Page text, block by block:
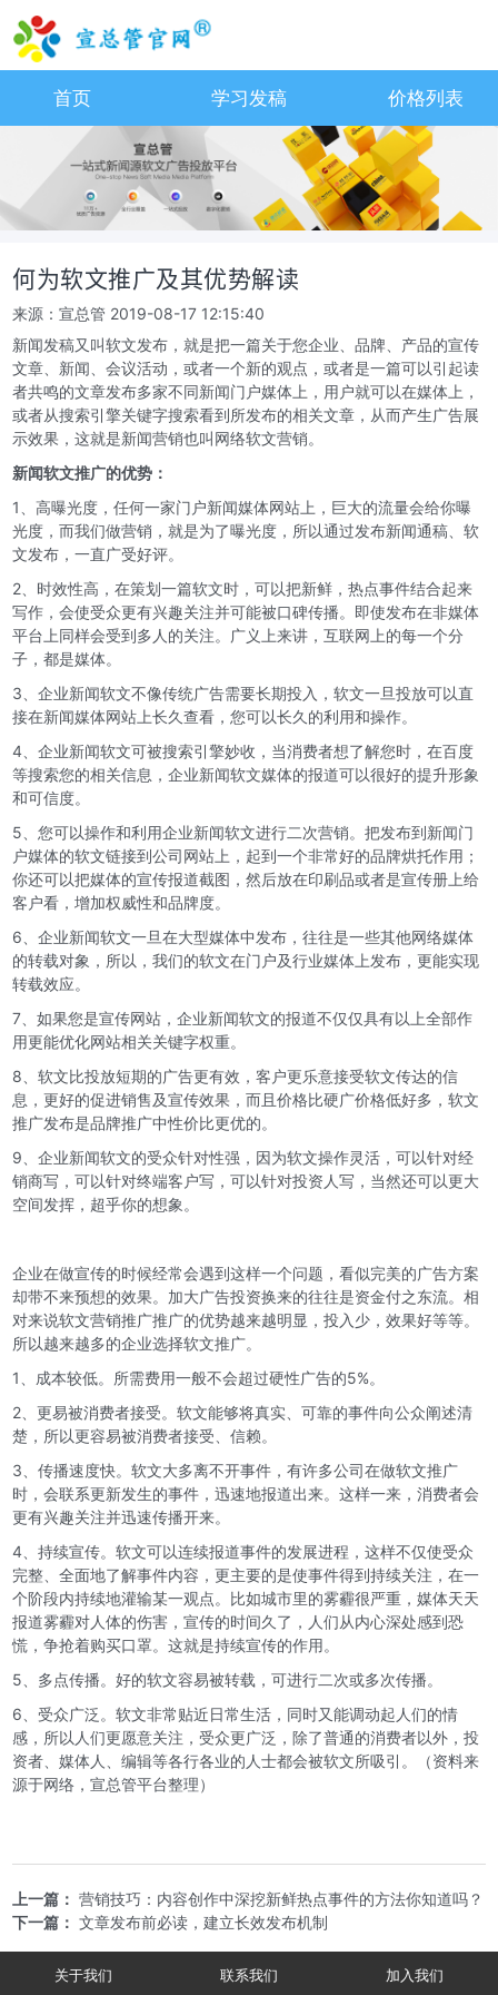
首页 学习发稿 价格列表
何为软文推广及其优势解读
来源：宣总管 2019-08-17 12:15:40
新闻发稿又叫软文发布，就是把一篇关于您企业、品牌、产品的宣传
文章、新闻、会议活动，或者一个新的观点，或者是一篇可以引起读
者共鸣的文章发布多家不同新闻门户媒体上，用户就可以在媒体上，
或者从搜索引擎关键字搜索看到所发布的相关文章，从而产生广告展
示效果，这就是新闻营销也叫网络软文营销。
新闻软文推广的优势：
1、高曝光度，任何一家门户新闻媒体网站上，巨大的流量会给你曝
光度，而我们做营销，就是为了曝光度，所以通过发布新闻通稿、软
文发布，一直广受好评。
2、时效性高，在策划一篇软文时，可以把新鲜，热点事件结合起来
写作，会使受众更有兴趣关注并可能被口碑传播。即使发布在非媒体
平台上同样会受到多人的关注。广义上来讲，互联网上的每一个分
子，都是媒体。
3、企业新闻软文不像传统广告需要长期投入，软文一旦投放可以直
接在新闻媒体网站上长久查看，您可以长久的利用和操作。
4、企业新闻软文可被搜索引擎妙收，当消费者想了解您时，在百度
等搜索您的相关信息，企业新闻软文媒体的报道可以很好的提升形象
和可信度。
5、您可以操作和利用企业新闻软文进行二次营销。把发布到新闻门
户媒体的软文链接到公司网站上，起到一个非常好的品牌烘托作用；
你还可以把媒体的宣传报道截图，然后放在印刷品或者是宣传册上给
客户看，增加权威性和品牌度。
6、企业新闻软文一旦在大型媒体中发布，往往是一些其他网络媒体
的转载对象，所以，我们的软文在门户及行业媒体上发布，更能实现
转载效应。
7、如果您是宣传网站，企业新闻软文的报道不仅仅具有以上全部作
用更能优化网站相关关键字权重。
8、软文比投放短期的广告更有效，客户更乐意接受软文传达的信
息，更好的促进销售及宣传效果，而且价格比硬广价格低好多，软文
推广发布是品牌推广中性价比更优的。
9、企业新闻软文的受众针对性强，因为软文操作灵活，可以针对经
销商写，可以针对终端客户写，可以针对投资人写，当然还可以更大
空间发挥，超乎你的想象。
企业在做宣传的时候经常会遇到这样一个问题，看似完美的广告方案
却带不来预想的效果。加大广告投资换来的往往是资金付之东流。相
对来说软文营销推广推广的优势越来越明显，投入少，效果好等等。
所以越来越多的企业选择软文推广。
1、成本较低。所需费用一般不会超过硬性广告的5%。
2、更易被消费者接受。软文能够将真实、可靠的事件向公众阐述清
楚，所以更容易被消费者接受、信赖。
3、传播速度快。软文大多离不开事件，有许多公司在做软文推广
时，会联系更新发生的事件，迅速地报道出来。这样一来，消费者会
更有兴趣关注并迅速传播开来。
4、持续宣传。软文可以连续报道事件的发展进程，这样不仅使受众
完整、全面地了解事件内容，更主要的是使事件得到持续关注，在一
个阶段内持续地灌输某一观点。比如城市里的雾霾很严重，媒体天天
报道雾霾对人体的伤害，宣传的时间久了，人们从内心深处感到恐
慌，争抢着购买口罩。这就是持续宣传的作用。
5、多点传播。好的软文容易被转载，可进行二次或多次传播。
6、受众广泛。软文非常贴近日常生活，同时又能调动起人们的情
感，所以人们更愿意关注，受众更广泛，除了普通的消费者以外，投
资者、媒体人、编辑等各行各业的人士都会被软文所吸引。（资料来
源于网络，宣总管平台整理）
上一篇： 营销技巧：内容创作中深挖新鲜热点事件的方法你知道吗？
下一篇： 文章发布前必读，建立长效发布机制
关于我们 联系我们 加入我们